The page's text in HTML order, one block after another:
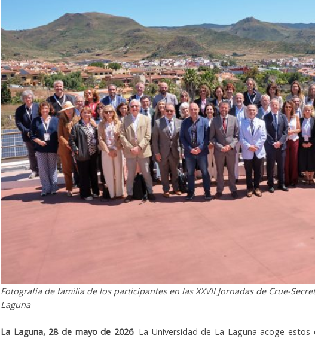
Fotografía de familia de los participantes en las XXVII Jornadas de Crue-
Laguna
La Laguna, 28 de mayo de 2026. La Universidad de La Laguna acoge estos